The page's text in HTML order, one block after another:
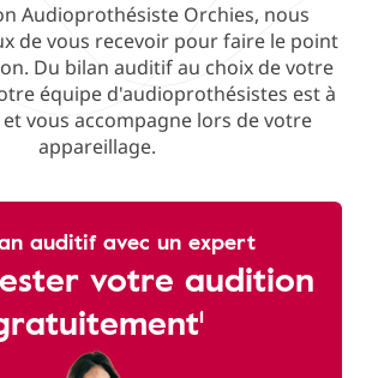
Audioprothésiste Orchies, nous
de vous recevoir pour faire le point
Du bilan auditif au choix de votre
équipe d'audioprothésistes est à
vous accompagne lors de votre
appareillage.
auditif avec un expert
votre audition